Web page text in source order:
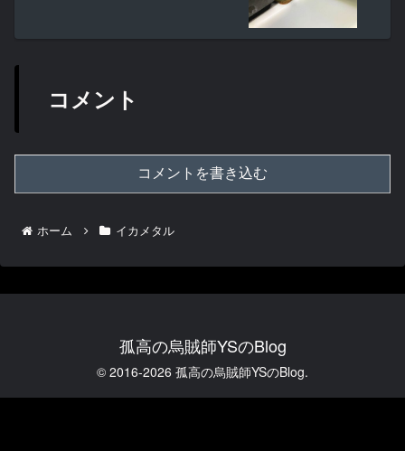
コメント
コメントを書き込む
ホーム イカメタル
孤高の烏賊師YSのBlog
© 2016-2026 孤高の烏賊師YSのBlog.